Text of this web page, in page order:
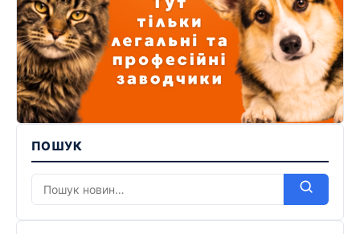
ПОШУК